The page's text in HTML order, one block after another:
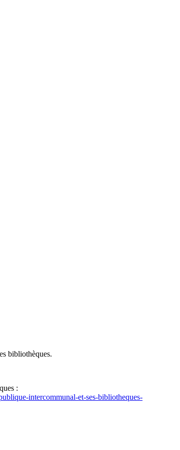
bibliothèques.
:
intercommunal-et-ses-bibliotheques-